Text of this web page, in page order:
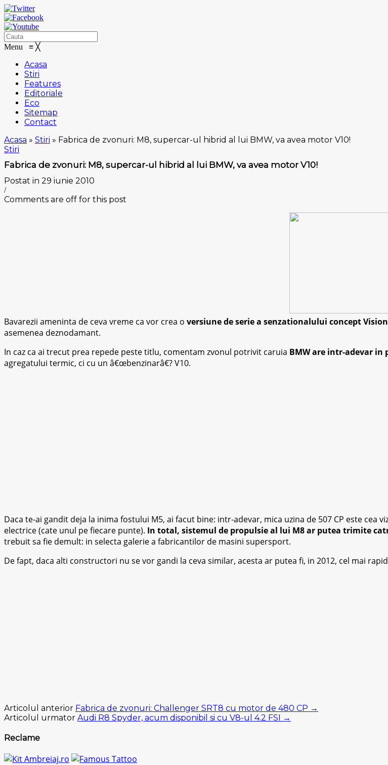
Menu ≡ ╳
Acasa
Stiri
Features
Editoriale
Eco
Sitemap
Contact
Acasa » Stiri » Fabrica de zvonuri: M8, supercar-ul hibrid al lui BMW, va avea motor V10!
Stiri
Fabrica de zvonuri: M8, supercar-ul hibrid al lui BMW, va avea motor V10!
Postat in 29 iunie 2010
/
Comments are off for this post
Bavarezii ameninta de ceva vreme ca vor crea o versiune de serie a senzationalului concept
asemenea deznodamant.
In caz ca ai trecut prea repede peste titlu, comentam zvonul potrivit caruia BMW are intr-adevar in
agregatului termic, ci cu un â€œbenzinarâ€? V10.
Daca te-ai gandit deja la inima fostului M5, ai facut bine: intr-adevar, mica uzina de 507 CP este
electrice (cate unul pe fiecare punte). In total, sistemul de propulsie al lui M8 ar putea trimite
trebuit sa fie demult: in selecta galerie a fabricantilor de masini supersport.
De fapt, daca alti constructori nu se vor gandi la ceva similar, acesta ar putea fi, in 2012, cel mai
Articolul anterior Fabrica de zvonuri: Challenger SRT8 cu motor de 480 CP →
Articolul urmator Audi R8 Spyder, acum disponibil si cu V8-ul 4.2 FSI →
Reclame